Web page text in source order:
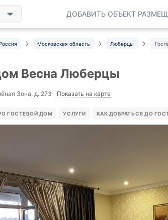
ДОБАВИТЬ ОБЪЕКТ
Московская область Люберцы
Весна Люберцы
Зона, д. 273 Показать на карте
ГОСТЕВОЙ ДОМ УСЛУГИ КАК ДОБРАТЬСЯ ДО